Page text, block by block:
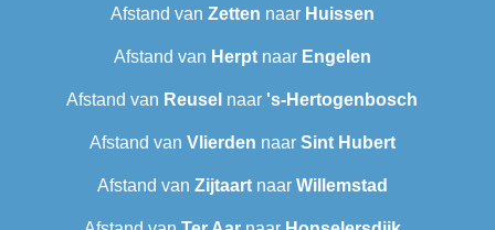
Afstand van Zetten naar Huissen
Afstand van Herptnaar Engelen
Afstand van Reusel naar 's-Hertogenbosch
Afstand van Vlierden naar Sint Hubert
Afstand van Zijtaartnaar Willemstad